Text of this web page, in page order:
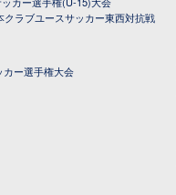
クラブユースサッカー東西対抗戦
カー選手権大会